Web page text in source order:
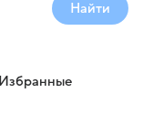
Найти
Избранные